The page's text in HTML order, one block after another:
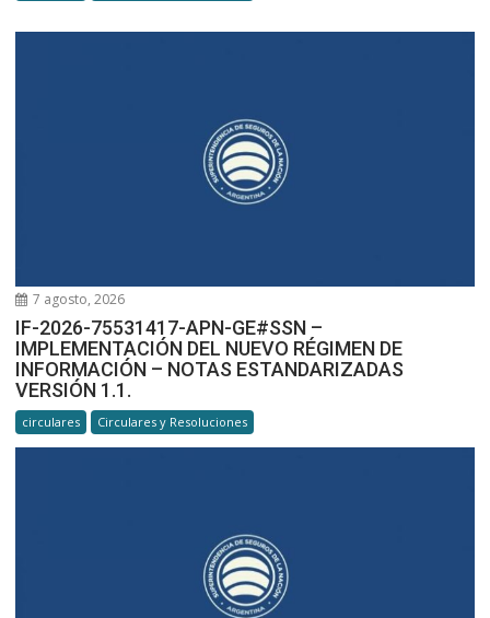
7 agosto, 2026
IF-2026-75531417-APN-GE#SSN –
IMPLEMENTACIÓN DEL NUEVO RÉGIMEN DE
INFORMACIÓN – NOTAS ESTANDARIZADAS
VERSIÓN 1.1.
circulares Circulares y Resoluciones